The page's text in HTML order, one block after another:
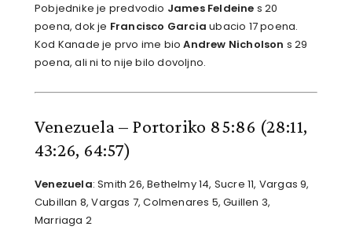
Pobjednike je predvodio James Feldeine s 20
poena, dok je Francisco Garcia ubacio 17 poena.
Kod Kanade je prvo ime bioAndrew Nicholson s 29
poena, ali ni to nije bilo dovoljno.
Venezuela – Portoriko 85:86 (28:11,
43:26, 64:57)
Venezuela: Smith 26, Bethelmy 14, Sucre 11, Vargas 9,
Cubillan 8, Vargas 7, Colmenares 5, Guillen 3,
Marriaga 2